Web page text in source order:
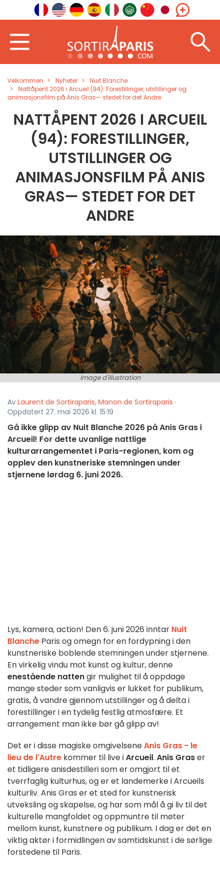
Velkommen Nyheter
Nuit Blanche
Nattåpent 2026 i Arcueil (94): Forestillinger, utstillinger og
animasjonsfilm på Anis Gras— stedet for det Andre
NATTÅPENT 2026 I ARCUEIL
(94): FORESTILLINGER,
UTSTILLINGER OG
ANIMASJONSFILM PÅ ANIS
GRAS— STEDET FOR DET
ANDRE
Image d'illustration
Av Laurent de Sortiraparis, Manon de Sortiraparis ·
Oppdatert 27. mai 2026 kl. 15:19
Gå ikke glipp av Nuit Blanche 2026 på Anis Gras i
Arcueil! For dette uvanlige nattlige
kulturarrangementet i Paris-regionen, kom og
opplev den kunstneriske stemningen under
stjernene lørdag 6. juni 2026.
Lys, kamera, action! Den 6. juni 2026 inntar Nuit
Blanche Paris og omegn for en fordypning i den
kunstneriske boblende stemningen under stjernene.
En virkelig vindu mot kunst og kultur, denne
enestående nattengir mulighet til å oppdage
mange steder som vanligvis er lukket for publikum,
gratis, å vandre gjennom utstillinger og å delta i
forestillinger i en tydelig festlig atmosfære. Et
arrangement man ikke bør gå glipp av!
Det er i disse magiske omgivelseneAnis Gras - le
lieu de l'Autre kommer til live iArcueil. Anis Graser
et tidligere anisdestilleri som er omgjort til et
tverrfaglig kulturhus, og er et landemerke i Arcueils
kulturliv. Anis Gras er et sted for kunstnerisk
utveksling og skapelse, og har som mål å gi liv til det
kulturelle mangfoldet og oppmuntre til møter
mellom kunst, kunstnere og publikum. I dag er det en
viktig aktør i formidlingen av samtidskunst i de sørlige
forstedene til Paris.